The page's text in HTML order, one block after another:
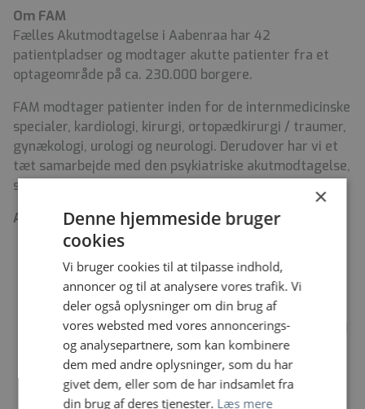
Om FAM
Fælles Akutmodtagelse i Aabenraa har 42
patientpladser og modtager akutte patienter fra et
optageområde på ca. 230.000 borgere.
FAM modtager patienter inden for de internmedicinske
specialer, kardiologi, kirurgi, ortopædkirurgi / traumer,
gynækologi, urologi og neurologi. Derudover har vi et
tæt samarbejde med den psykiatriske akutmodtagelse,
som er fysisk placeret i FAM.
Ansættelsesvilkår
Stillingen er som udgangspunkt fuld tid, men vi er
fleksible ift. nedsat tid og mulighed for
hjemmearbejde – særligt relevant hvis du bor
langt fra Sønderjylland
Du skal forvente ca. 3 aftennattevagter pr. måned
Tiltrædelse 1. oktober 2026 eller efter aftale
Løn- og ansættelsesvilkår efter gældende
overenskomst mellem Region Syddanmark og FAS
×
Denne hjemmeside bruger
cookies
Vi bruger cookies til at tilpasse indhold,
annoncer og til at analysere vores trafik. Vi
deler også oplysninger om din brug af
vores websted med vores annoncerings-
og analysepartnere, som kan kombinere
dem med andre oplysninger, som du har
givet dem, eller som de har indsamlet fra
din brug af deres tjenester. Læs mere